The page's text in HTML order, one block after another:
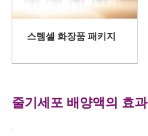
스템셀 화장품 패키지
줄기세포 배양액의 효과